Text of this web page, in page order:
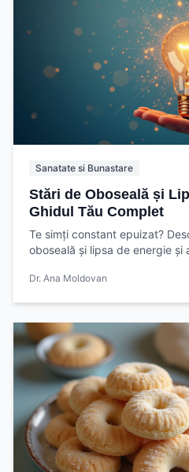
Sanatate si Bunastare
Stări de Oboseală și
Ghidul Tău Complet
Te simți constant epuizat?
oboseală și lipsa de energie și
Dr. Ana Moldovan